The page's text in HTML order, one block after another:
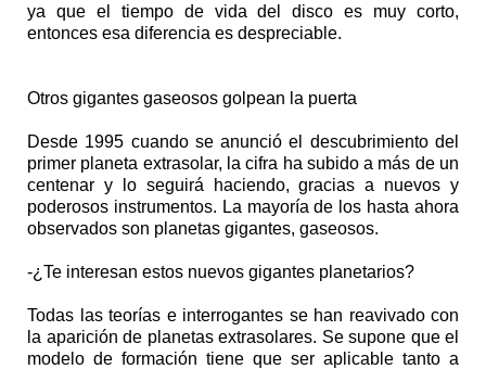
ya que el tiempo de vida del disco es muy corto,
entonces esa diferencia es despreciable.
Otros gigantes gaseosos golpean la puerta
Desde 1995 cuando se anunció el descubrimiento del
primer planeta extrasolar, la cifra ha subido a más de un
centenar y lo seguirá haciendo, gracias a nuevos y
poderosos instrumentos. La mayoría de los hasta ahora
observados son planetas gigantes, gaseosos.
-¿Te interesan estos nuevos gigantes planetarios?
Todas las teorías e interrogantes se han reavivado con
la aparición de planetas extrasolares. Se supone que el
modelo de formación tiene que ser aplicable tanto a